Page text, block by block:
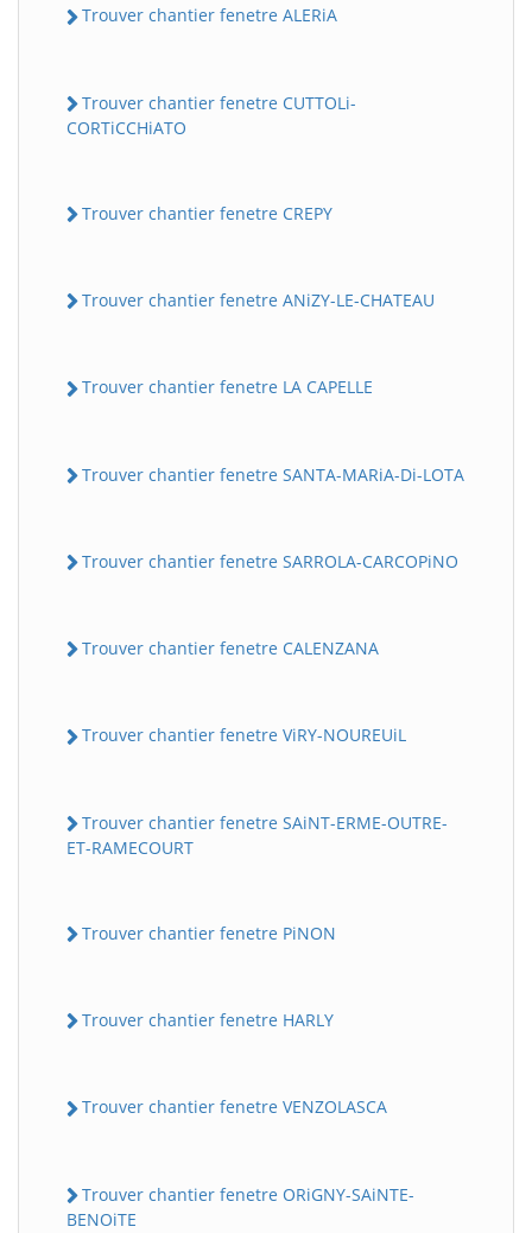
Trouver chantier fenetre ALERiA
Trouver chantier fenetre CUTTOLi-
CORTiCCHiATO
Trouver chantier fenetre CREPY
Trouver chantier fenetre ANiZY-LE-CHATEAU
Trouver chantier fenetre LA CAPELLE
Trouver chantier fenetre SANTA-MARiA-Di-LOTA
Trouver chantier fenetre SARROLA-CARCOPiNO
Trouver chantier fenetre CALENZANA
Trouver chantier fenetre ViRY-NOUREUiL
Trouver chantier fenetre SAiNT-ERME-OUTRE-
ET-RAMECOURT
Trouver chantier fenetre PiNON
Trouver chantier fenetre HARLY
Trouver chantier fenetre VENZOLASCA
Trouver chantier fenetre ORiGNY-SAiNTE-
BENOiTE